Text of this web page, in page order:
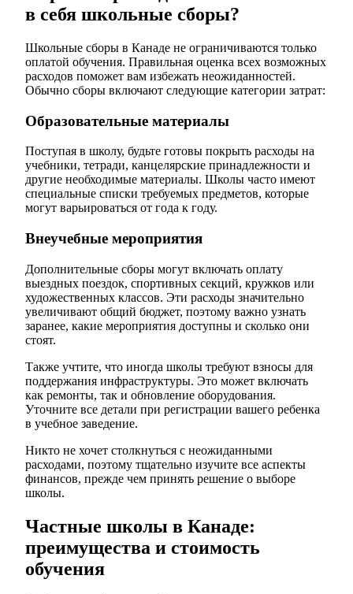
в себя школьные сборы?
Школьные сборы в Канаде не ограничиваются только
оплатой обучения. Правильная оценка всех возможных
расходов поможет вам избежать неожиданностей.
Обычно сборы включают следующие категории затрат:
Образовательные материалы
Поступая в школу, будьте готовы покрыть расходы на
учебники, тетради, канцелярские принадлежности и
другие необходимые материалы. Школы часто имеют
специальные списки требуемых предметов, которые
могут варьироваться от года к году.
Внеучебные мероприятия
Дополнительные сборы могут включать оплату
выездных поездок, спортивных секций, кружков или
художественных классов. Эти расходы значительно
увеличивают общий бюджет, поэтому важно узнать
заранее, какие мероприятия доступны и сколько они
стоят.
Также учтите, что иногда школы требуют взносы для
поддержания инфраструктуры. Это может включать
как ремонты, так и обновление оборудования.
Уточните все детали при регистрации вашего ребенка
в учебное заведение.
Никто не хочет столкнуться с неожиданными
расходами, поэтому тщательно изучите все аспекты
финансов, прежде чем принять решение о выборе
школы.
Частные школы в Канаде:
преимущества и стоимость
обучения